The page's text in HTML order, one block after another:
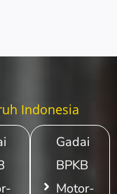
Indonesia
Gadai
BPKB
Motor-